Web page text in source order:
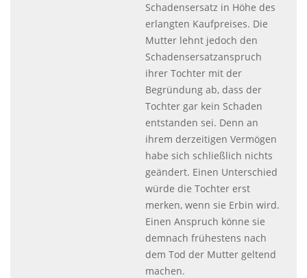
Schadensersatz in Höhe des
erlangten Kaufpreises. Die
Mutter lehnt jedoch den
Schadensersatzanspruch
ihrer Tochter mit der
Begründung ab, dass der
Tochter gar kein Schaden
entstanden sei. Denn an
ihrem derzeitigen Vermögen
habe sich schließlich nichts
geändert. Einen Unterschied
würde die Tochter erst
merken, wenn sie Erbin wird.
Einen Anspruch könne sie
demnach frühestens nach
dem Tod der Mutter geltend
machen.